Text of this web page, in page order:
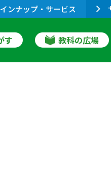
ンナップ・サービス
す 教科の広場